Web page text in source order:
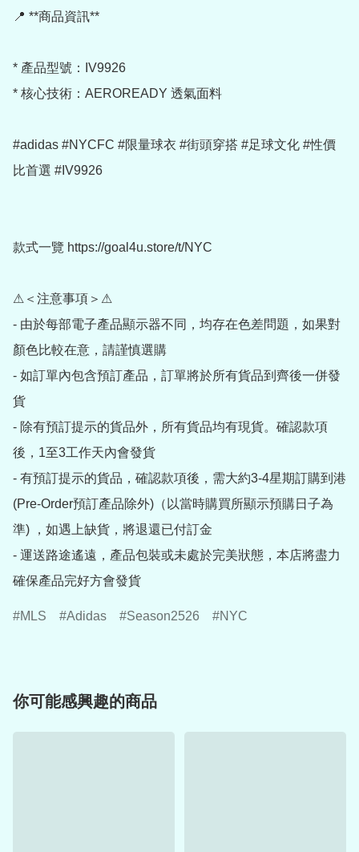
📍 **商品資訊**
* 產品型號：IV9926
* 核心技術：AEROREADY 透氣面料
#adidas #NYCFC #限量球衣 #街頭穿搭 #足球文化 #性價
比首選 #IV9926
款式一覽 https://goal4u.store/t/NYC
⚠＜注意事項＞⚠
- 由於每部電子產品顯示器不同，均存在色差問題，如果對
顏色比較在意，請謹慎選購
- 如訂單內包含預訂產品，訂單將於所有貨品到齊後一併發
貨
- 除有預訂提示的貨品外，所有貨品均有現貨。確認款項
後，1至3工作天內會發貨
- 有預訂提示的貨品，確認款項後，需大約3-4星期訂購到港
(Pre-Order預訂產品除外)（以當時購買所顯示預購日子為
準) ，如遇上缺貨，將退還已付訂金
- 運送路途遙遠，產品包裝或未處於完美狀態，本店將盡力
確保產品完好方會發貨
MLS Adidas Season2526 NYC
你可能感興趣的商品